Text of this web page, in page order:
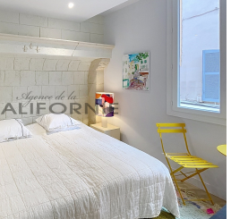
voir le bien